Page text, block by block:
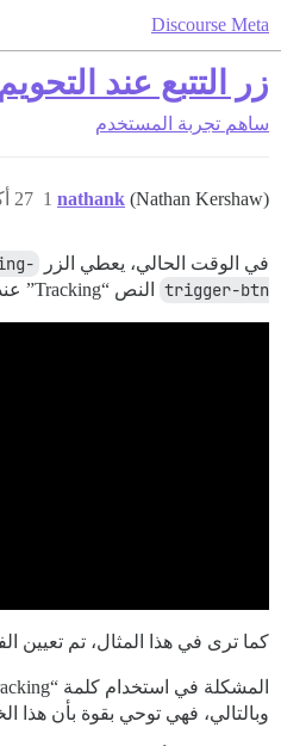
Discourse Meta
زر التتبع عند
ساهم تجربة المستخدم
nathank (Nathan Kershaw) 27 أكتوبر 2025، 8:54م 1
في الوقت الحالي، يعطي الزر
trigger-btn
النص “Tracking” عند تمرير مؤشر الفأرة فوقه:
كما ترى في هذا المثال، تم تعيين
وبالتالي، فهي توحي بقوة بأن هذا